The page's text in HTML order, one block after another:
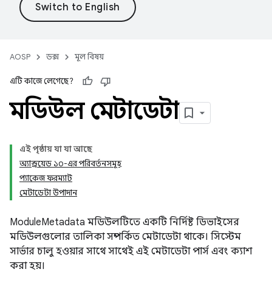
AOSP ডক্স মূল বিষয়
এটি কাজে লেগেছে?
মডিউল মেটাডেটা
এই পৃষ্ঠায় যা যা আছে
অ্যান্ড্রয়েড ১০-এর পরিবর্তনসমূহ
প্যাকেজ ফরম্যাট
মেটাডেটা উপাদান
ModuleMetadata মডিউলটিতে একটি নির্দিষ্ট ডিভাইসের
মডিউলগুলোর তালিকা সম্পর্কিত মেটাডেটা থাকে। সিস্টেম
সার্ভার চালু হওয়ার সাথে সাথেই এই মেটাডেটা পার্স এবং ক্যাশ
করা হয়।